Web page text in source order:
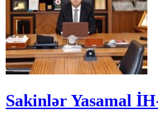
Sakinlər Yasamal